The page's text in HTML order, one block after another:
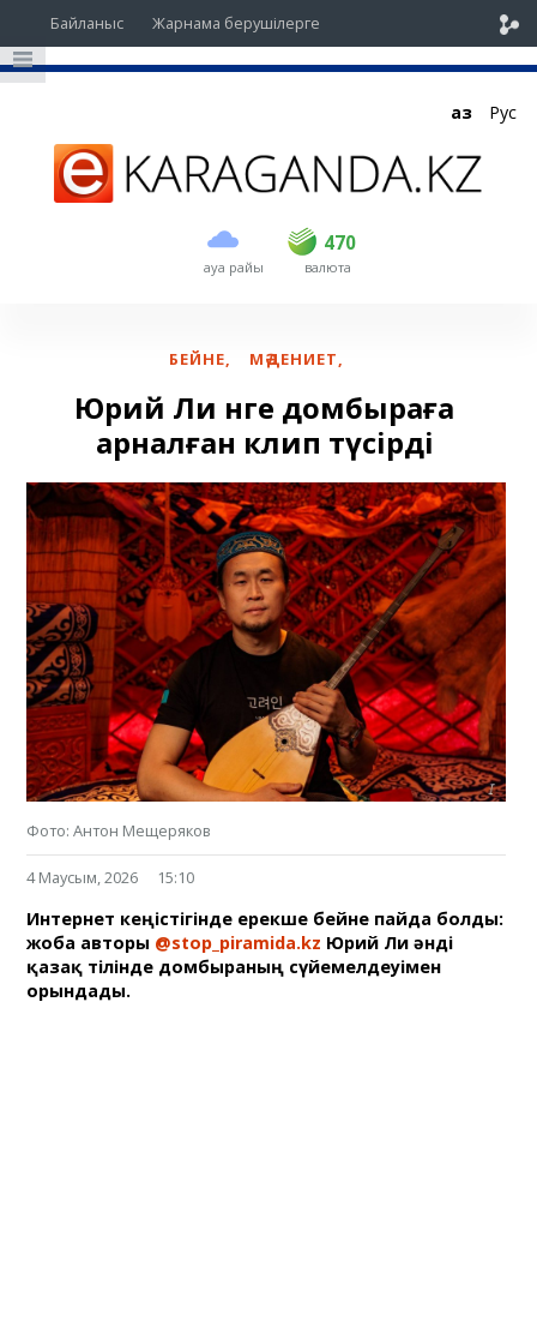
Байланыс Жарнама берушілерге
Қаз Рус
ауа райы
470
USD 468.5 470
EUR валюта
БЕЙНЕ, МӘДЕНИЕТ,
Юрий Ли әнге домбыраға
арналған клип түсірді
Фото: Антон Мещеряков
4 Маусым, 2026 15:10
Интернет кеңістігінде ерекше бейне пайда болды:
жоба авторы @stop_piramida.kz Юрий Ли әнді
қазақ тілінде домбыраның сүйемелдеуімен
орындады.